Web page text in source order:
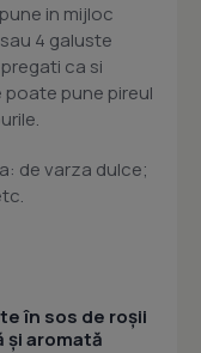
in mijloc
4 galuste
ca si
pune pireul
de varza dulce;
în sos de roșii
și aromată